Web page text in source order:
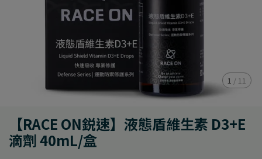
1 / 11
【RACE ON鋭速】液態盾維生素 D3+E
滴劑 40mL/盒